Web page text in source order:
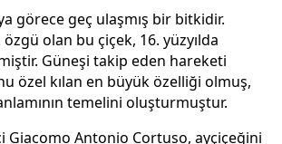
görece geç ulaşmış bir bitkidir.
özgü olan bu çiçek, 16. yüzyılda
Güneşi takip eden hareketi
özel kılan en büyük özelliği olmuş,
temelini oluşturmuştur.
Giacomo Antonio Cortuso, ayçiçeğini